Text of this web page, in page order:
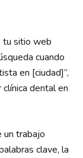
tu sitio web
cuando
en [ciudad]”,
dental en
un trabajo
clave, la